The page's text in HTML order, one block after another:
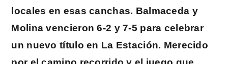
locales en esas canchas. Balmaceda y
Molina vencieron 6-2 y 7-5 para celebrar
un nuevo título en La Estación. Merecido